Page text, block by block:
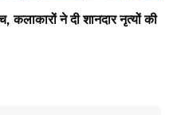
कलाकारों ने दी शानदार नृत्यों की